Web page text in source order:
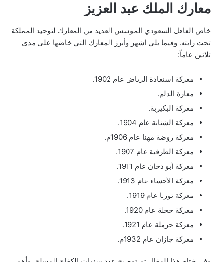
معارك الملك عبد العزيز
خاض العاهل السعودي المؤسس العديد من المعارك لتوحيد المملكة
تحت رايته. وفيما يلي أشهر وأبرز المعارك التي خاضها على مدى
ثلاثين عاماً:
معركة استعادة الرياض عام 1902.
معارة الدلم.
معركة البكيربة.
معركة الشنانة عام 1904.
معركة روضة مهنا عام 1906م.
معركة الطرفية عام 1907.
معركة أبو دخان عام 1911.
معركة الأحساء عام 1913.
معركة توربا عام 1919.
معركة حجلة عام 1920.
معركة حرملة عام 1921.
معركة جازان عام 1932م.